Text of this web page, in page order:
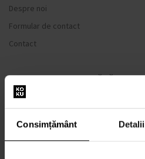
Consimțământ Detalii
Despre noi
Formular de contact
Contact
TOTUL DESPRE CUMPĂRĂTURI
Termeni și condiții
Politica de Confidențialitate